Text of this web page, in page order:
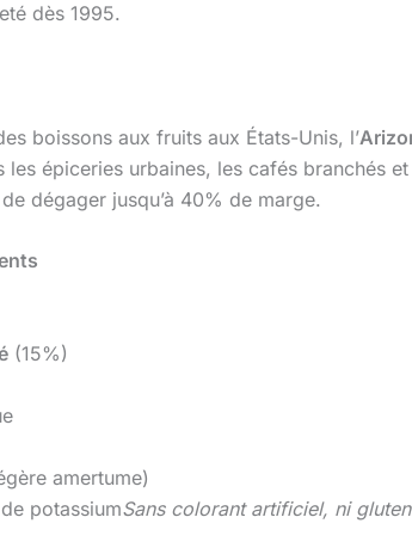
dès 1995.
boissons aux fruits aux États-Unis, l’
les épiceries urbaines, les cafés branchés
dégager jusqu’à 40% de marge.
(15%)
amertume)
potassiumSans colorant artificiel, ni